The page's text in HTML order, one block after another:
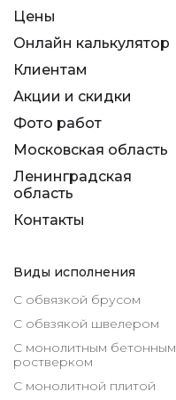
Цены
Онлайн калькулятор
Клиентам
Акции и скидки
Фото работ
Московская область
Ленинградская
область
Контакты
Виды исполнения
С обвязкой брусом
С обвзякой швелером
С монолитным бетонным
ростверком
С монолитной плитой